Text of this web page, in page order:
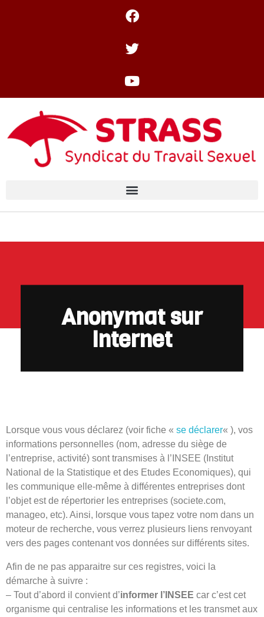
Anonymat sur
Internet
Lorsque vous vous déclarez (voir fiche « se déclarer« ), vos
informations personnelles (nom, adresse du siège de
l’entreprise, activité) sont transmises à l’INSEE (Institut
National de la Statistique et des Etudes Economiques), qui
les communique elle-même à différentes entreprises dont
l’objet est de répertorier les entreprises (societe.com,
manageo, etc). Ainsi, lorsque vous tapez votre nom dans un
moteur de recherche, vous verrez plusieurs liens renvoyant
vers des pages contenant vos données sur différents sites.
Afin de ne pas apparaitre sur ces registres, voici la
démarche à suivre :
– Tout d’abord il convient d’informer l’INSEE car c’est cet
organisme qui centralise les informations et les transmet aux